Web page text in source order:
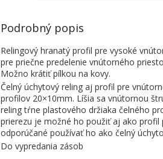
Podrobný popis
Relingový hranatý profil pre vysoké
pre priečne predelenie vnútorného
Možno krátiť pílkou na kovy.
Čelný úchytový reling aj profil pre
profilov 20×10mm. Líšia sa vnútornou
reling tŕne plastového držiaka čelného
prierezu je možné ho použiť aj ako profil
odporúčané používať ho ako čelný
Do vypredania zásob